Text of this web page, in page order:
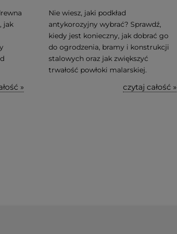
jak
»
Nie wiesz, jaki podkład
antykorozyjny wybrać? Sprawdź,
kiedy jest konieczny, jak dobrać go
do ogrodzenia, bramy i konstrukcji
stalowych oraz jak zwiększyć
trwałość powłoki malarskiej.
czytaj całość »